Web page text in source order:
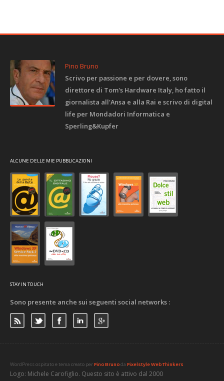
Pino Bruno
Scrivo per passione e per dovere, sono
direttore di Tom's Hardware Italy, ho fatto il
giornalista all'Ansa e alla Rai e scrivo di digital
life per Mondadori Informatica e
Sperling&Kupfer
ALCUNE DELLE MIE PUBBLICAZIONI
STAY IN TOUCH
Sono presente anche sui seguenti social networks :
WordPress ospitato e tema creato perPino Brunoda Pixelstyle Web Thinkers
Logo: Michele Carofiglio. Questo sito è attivo dal 2000